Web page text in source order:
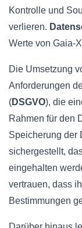
Kontrolle und
verlieren.
Werte von Gaia-
Die Umsetzung
Anforderungen
(DSGVO), die
Rahmen für den
Speicherung der
sichergestellt,
eingehalten
vertrauen, dass
Bestimmungen